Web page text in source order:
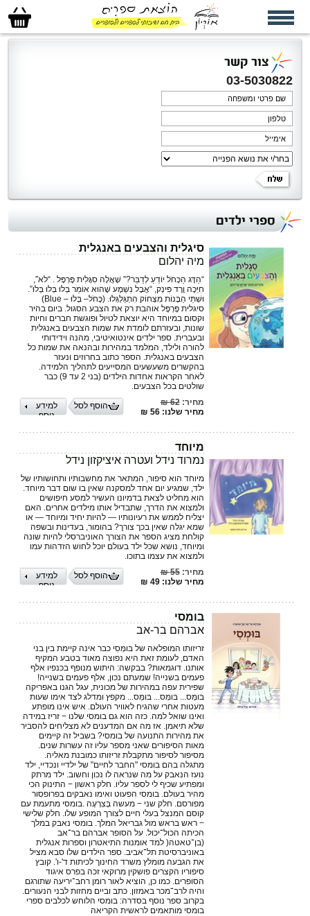
סל
הקניות
שלי
צור קשר
03-5030822
ספרי ילדים
סיגלית והצבעים באנגלית
מיה יהלום
‏“הַדָּג הַכָּחֹל יוֹדֵעַ לְדַבֵּר?” שָׁאֲלָה סִגָּלִית פֶּרְפֶּל .‏ ‏“לאֹ”,
חִיְּכָה וֶרֶד פִּינְק,‏ ‏“אֲבָל נִשְׁמָע שֶׁהוּא אוֹמֵר בְּלוּ בְּלוּ בְּלוּ”.‏
וּשְׁתֵּי הַבָּנוֹת מִצְּחוֹק הִתְגַּלְגְּלוּ.‏ ‏(כָּחֹל– בְּלוּ – ‏Blue‏)‏
סיגלית פֶּרְפֶּל אוהבת רק את הצבע הסגול. ביום בהיר
וקסום במיוחד היא יוצאת לטיול ופוגשת ‏חברים וחיות
שונות, ובעזרתם לומדת את שמות הצבעים באנגלית
ובעברית.‏ ספר ילדים אינטואיטיבי, מהנה וידידותי
להורה ולילד, המלמד במהירות ובהנאה את שמות כל
‏הצבעים באנגלית. הספר כתוב בחרוזים ונעזר
בהקשרים משעשעים המסייעים לתהליך הלמידה.
לאחר הקראות ‏אחדות הילדים (בני 2 עד 9) כבר
שולטים בכל הצבעים.‏
מחיר:62 ₪
מחיר שלנו: 56 ₪
למידע
נוסף
הוסף לסל
מיוחד
נמרוד נידל ועטרה איציקזון נידל
מיוחד הוא סיפור, המתאר את מחשבותיו ותחושותיו של
ילד, שמגיע יום אחד למסקנה שאין בו שום דבר מיוחד.
הוא מחליט לצאת בדמיונו העשיר למסע חיפושים
ולמצוא את הדרך, שתבדיל אותו מילדים אחרים. האם
יצליח לממש את רעיונותיו — להיות יחיד ומיוחד — או
שמא יגלה שאין בכך צורך? בהומור, בעדינות ובשפה
קולחת מציג הספר את הצורך האוניברסלי להיות שונה
ומיוחד, נושא שכל ילד בעולם יוכל לחוש הזדהות עמו
ולמצוא את עצמו בתוכו.
מחיר:55 ₪
מחיר שלנו: 49 ₪
למידע
נוסף
הוסף לסל
בומסי
אברהם בר-אב
זריזותו המופלאה של בּומְּסִי כבר אינה קיימת בין בני
האדם, לעומת זאת היא נפוצה מאוד בטבע המקיף
אותנו. דוגמאות? בבקשה: היתוש מנופף בכנפיו אלף
פעמים בשנייה! שמעתם נכון, אלף פעמים בשנייה!
שפירית עפה במהירות של מכונית, עגל הגנו באפריקה
בּומְּס... בּומְּס... בּומְּס... מקפץ ומדלג לצד אימו שעות
מעטות אחרי שהגיח לאוויר העולם. איש אינו מופתע
ואינו שואל למה. כזה הוא גם בומסי שלנו − זריז במידה
שלא תיאמן. אז מה אם המדענים לא מצליחים להסביר
את מהירות התנועה של בומסי? בשביל זה קיימים
מאות הסיפורים שאני מספר עליו זה עשרות שנים.
מסיפור לסיפור מתקבלת זריזותו כמובנת מאליה.
מתגלה בהם בומסי "החבר לחיים" של ילדיי ונכדיי, ילד
נועז הנאבק על מה שנראה לו נכון וחשוב. ילד מרתק
ומפתיע שכיף לי לספר עליו. חלק ראשון − התינוק הכי
מהיר בעולם. בומסי הפעוט ואימו נאבקים בפרופסור
מפורסם. חלק שני − מעשה בְּצִרְעָה .בומסי מתעמת עם
קוסם המנצל בעלי חיים לצורך המופע שלו. חלק שלישי
− ראש בראש מול גבריאל המלך. בומסי נאבק במלך
הכיתה הכול־יכול. על הסופר אברהם בר־אב
(בן־טאטה( למד אומנות התיאטרון וספרות אנגלית
באוניברסיטת תל־אביב. ספר הילדים שלו סבא מציל
את הגבעה מומלץ משרד החינוך לכיתות ד'-ו'. קובץ
סיפוריו הקצרים פושקין מרוקאי זכה בפרס איגוד
הסופרים. כמו כן, הוציא לאור רומן רחב־יריעה שתורגם
והיה לרב־מכר באמזון. כתב וביים מחזות לבני הנעורים.
בקרוב ספר נוסף בסדרה: בומסי הלוחש לכלבים ספרי
בומסי מותאמים לראשית הקריאה